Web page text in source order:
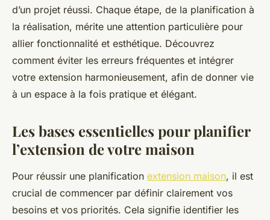
Ambre•17 février 2026•8 min de lecture
d’un projet réussi. Chaque étape, de la planification à
la réalisation, mérite une attention particulière pour
allier fonctionnalité et esthétique. Découvrez
comment éviter les erreurs fréquentes et intégrer
votre extension harmonieusement, afin de donner vie
à un espace à la fois pratique et élégant.
Les bases essentielles pour planifier
l’extension de votre maison
Pour réussir une planification extension maison, il est
crucial de commencer par définir clairement vos
besoins et vos priorités. Cela signifie identifier les